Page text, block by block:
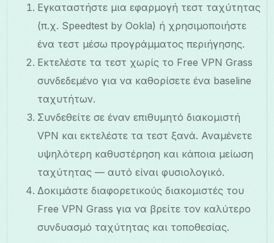
Εγκαταστήστε μια εφαρμογή τεστ ταχύτητας
(π.χ. Speedtest by Ookla) ή χρησιμοποιήστε
ένα τεστ μέσω προγράμματος περιήγησης.
Εκτελέστε τα τεστ χωρίς το Free VPN Grass
συνδεδεμένο για να καθορίσετε ένα baseline
ταχυτήτων.
Συνδεθείτε σε έναν επιθυμητό διακομιστή
VPN και εκτελέστε τα τεστ ξανά. Αναμένετε
υψηλότερη καθυστέρηση και κάποια μείωση
ταχύτητας — αυτό είναι φυσιολογικό.
Δοκιμάστε διαφορετικούς διακομιστές του
Free VPN Grass για να βρείτε τον καλύτερο
συνδυασμό ταχύτητας και τοποθεσίας.